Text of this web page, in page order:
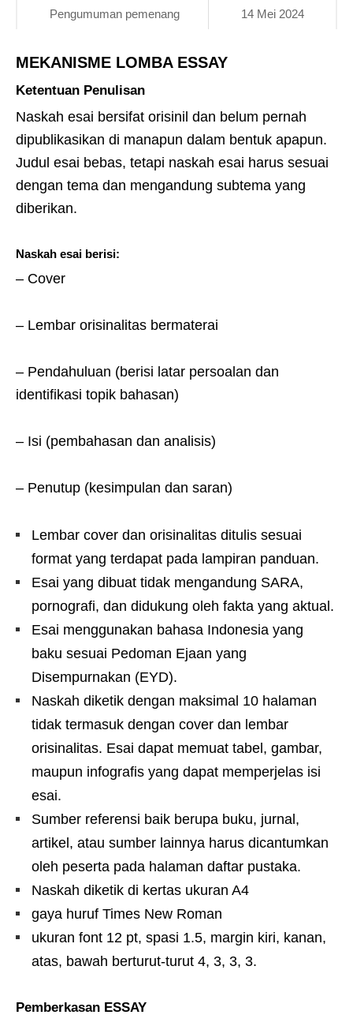
Pengumuman pemenang 14 Mei 2024
MEKANISME LOMBA ESSAY
Ketentuan Penulisan
Naskah esai bersifat orisinil dan belum pernah
dipublikasikan di manapun dalam bentuk apapun.
Judul esai bebas, tetapi naskah esai harus sesuai
dengan tema dan mengandung subtema yang
diberikan.
Naskah esai berisi:
– Cover
– Lembar orisinalitas bermaterai
– Pendahuluan (berisi latar persoalan dan
identifikasi topik bahasan)
– Isi (pembahasan dan analisis)
– Penutup (kesimpulan dan saran)
Lembar cover dan orisinalitas ditulis sesuai
format yang terdapat pada lampiran panduan.
Esai yang dibuat tidak mengandung SARA,
pornografi, dan didukung oleh fakta yang aktual.
Esai menggunakan bahasa Indonesia yang
baku sesuai Pedoman Ejaan yang
Disempurnakan (EYD).
Naskah diketik dengan maksimal 10 halaman
tidak termasuk dengan cover dan lembar
orisinalitas. Esai dapat memuat tabel, gambar,
maupun infografis yang dapat memperjelas isi
esai.
Sumber referensi baik berupa buku, jurnal,
artikel, atau sumber lainnya harus dicantumkan
oleh peserta pada halaman daftar pustaka.
Naskah diketik di kertas ukuran A4
gaya huruf Times New Roman
ukuran font 12 pt, spasi 1.5, margin kiri, kanan,
atas, bawah berturut-turut 4, 3, 3, 3.
Pemberkasan ESSAY